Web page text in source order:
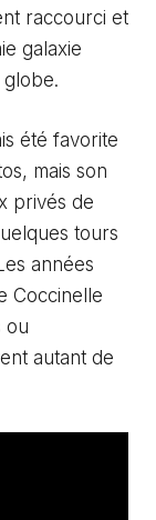
raccourci et
galaxie
globe.
été favorite
mais son
privés de
tours
années
Coccinelle
ou
autant de